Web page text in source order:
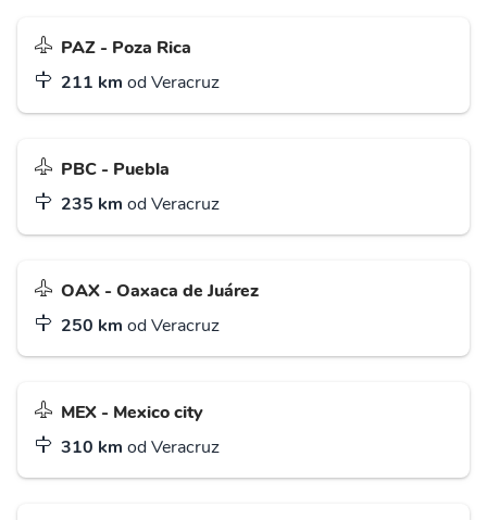
PAZ - Poza Rica
211 km od Veracruz
PBC - Puebla
235 km od Veracruz
OAX - Oaxaca de Juárez
250 km od Veracruz
MEX - Mexico city
310 km od Veracruz